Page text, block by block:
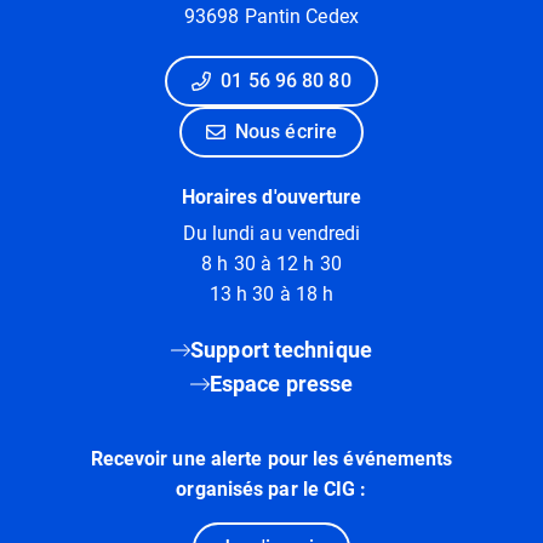
93698 Pantin Cedex
01 56 96 80 80
Nous écrire
Horaires d'ouverture
Du lundi au vendredi
8 h 30 à 12 h 30
13 h 30 à 18 h
Support technique
Espace presse
Recevoir une alerte pour les événements
organisés par le CIG :